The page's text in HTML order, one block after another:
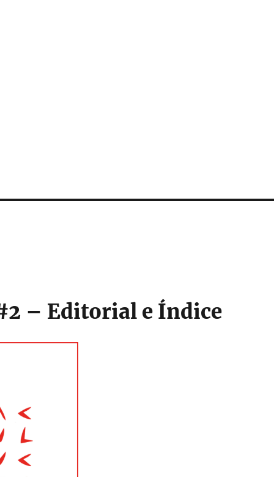
– Editorial e Índice